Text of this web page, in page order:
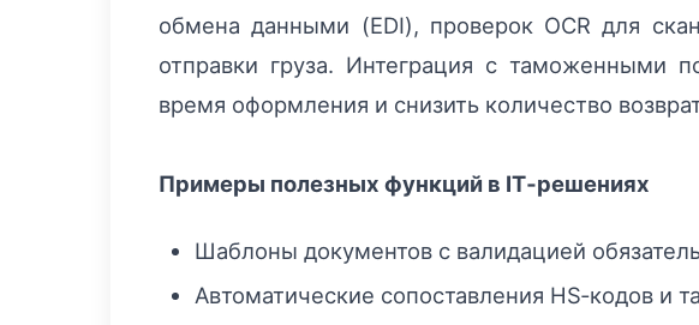
обмена данными (EDI), проверок OCR для
отправки груза. Интеграция с таможенными
время оформления и снизить количество
Примеры полезных функций в IT‑решениях
Шаблоны документов с валидацией
Автоматические сопоставления HS‑кодов и